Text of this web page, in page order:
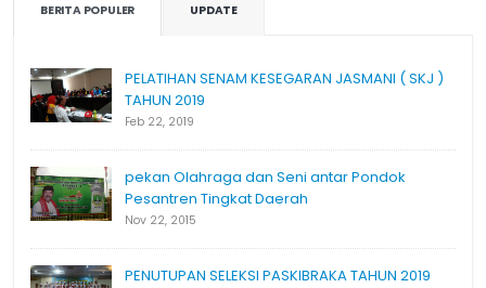
BERITA POPULER UPDATE
PELATIHAN SENAM KESEGARAN JASMANI ( SKJ )
TAHUN 2019
Feb 22, 2019
pekan Olahraga dan Seni antar Pondok
Pesantren Tingkat Daerah
Nov 22, 2015
PENUTUPAN SELEKSI PASKIBRAKA TAHUN 2019